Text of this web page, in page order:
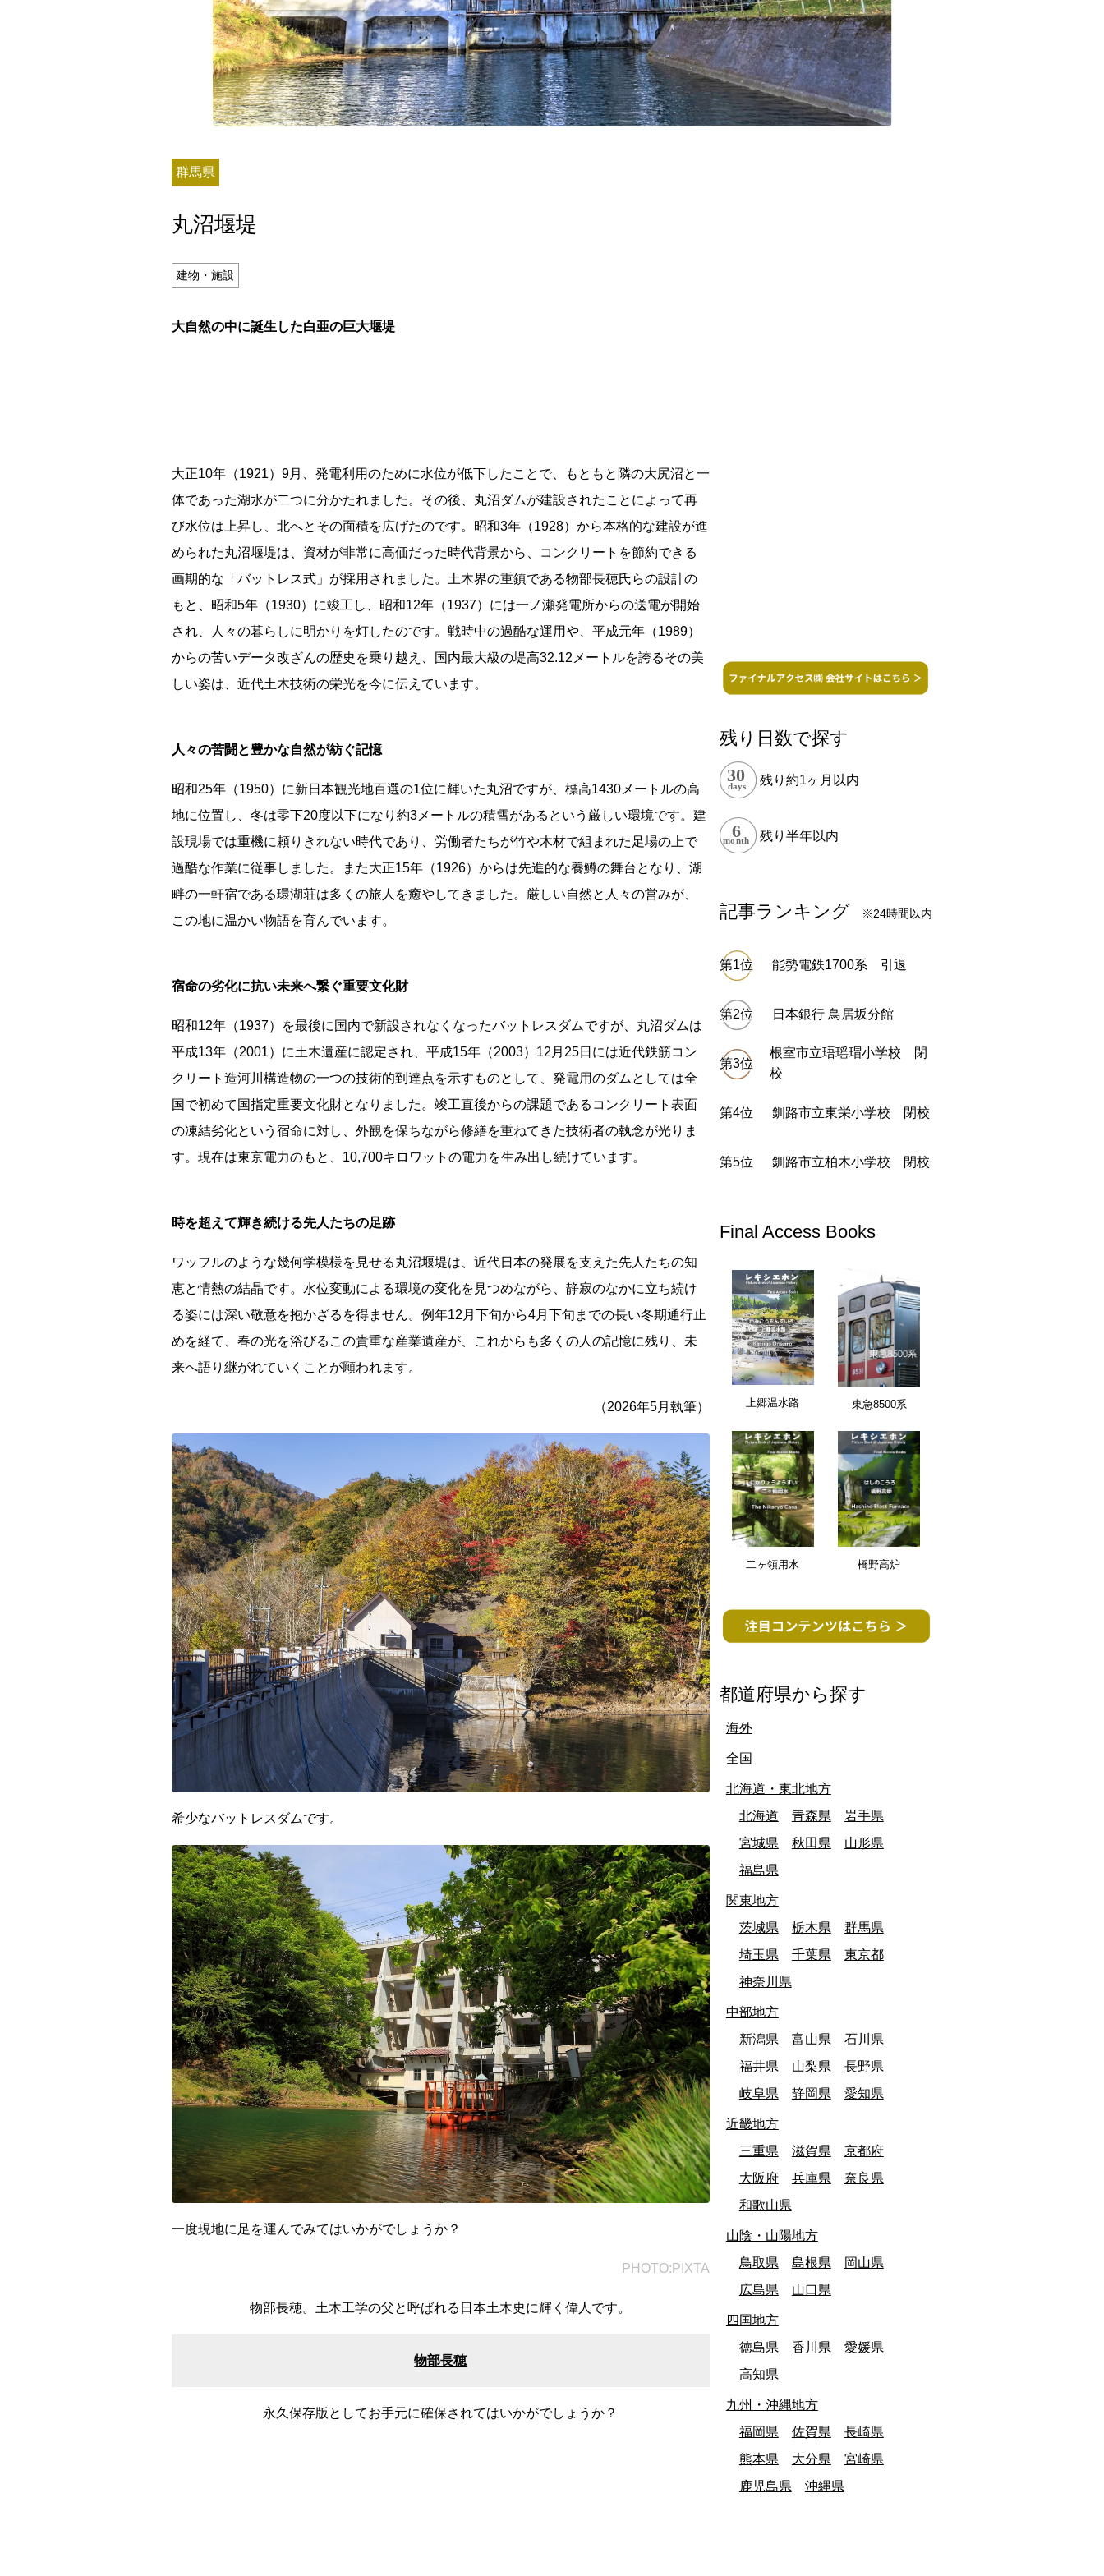
記事掲載基準
運営
特定商取引法に基づく表記
※24時間以内
釧路市立柏木小学校 閉校
Final Access Books
都道府県から探す
海外
全国
北海道・東北地方
茨城県
栃木県
中部地方
新潟県
富山県 石川県 福井県 山梨県 長野県 岐阜県 静岡県 愛知県
近畿地方
三重県
滋賀県 京都府 大阪府 兵庫県 奈良県 和歌山県
山陰・山陽地方
高知県
九州・沖縄地方
福岡県
佐賀県 長崎県 熊本県 大分県 宮崎県 鹿児島県 沖縄県
群馬県
丸沼堰堤
建物・施設
大自然の中に誕生した白亜の巨大堰堤
大正10年（1921）9月、発電利用のために水位が低下したことで、もともと隣の大尻沼と一
体であった湖水が二つに分かたれました。その後、丸沼ダムが建設されたことによって再
び水位は上昇し、北へとその面積を広げたのです。昭和3年（1928）から本格的な建設が進
められた丸沼堰堤は、資材が非常に高価だった時代背景から、コンクリートを節約できる
画期的な「バットレス式」が採用されました。土木界の重鎮である物部長穂氏らの設計の
もと、昭和5年（1930）に竣工し、昭和12年（1937）には一ノ瀬発電所からの送電が開始
され、人々の暮らしに明かりを灯したのです。戦時中の過酷な運用や、平成元年（1989）
からの苦いデータ改ざんの歴史を乗り越え、国内最大級の堤高32.12メートルを誇るその美
しい姿は、近代土木技術の栄光を今に伝えています。
人々の苦闘と豊かな自然が紡ぐ記憶
昭和25年（1950）に新日本観光地百選の1位に輝いた丸沼ですが、標高1430メートルの高
地に位置し、冬は零下20度以下になり約3メートルの積雪があるという厳しい環境です。建
設現場では重機に頼りきれない時代であり、労働者たちが竹や木材で組まれた足場の上で
過酷な作業に従事しました。また大正15年（1926）からは先進的な養鱒の舞台となり、湖
畔の一軒宿である環湖荘は多くの旅人を癒やしてきました。厳しい自然と人々の営みが、
この地に温かい物語を育んでいます。
宿命の劣化に抗い未来へ繋ぐ重要文化財
昭和12年（1937）を最後に国内で新設されなくなったバットレスダムですが、丸沼ダムは
平成13年（2001）に土木遺産に認定され、平成15年（2003）12月25日には近代鉄筋コン
クリート造河川構造物の一つの技術的到達点を示すものとして、発電用のダムとしては全
国で初めて国指定重要文化財となりました。竣工直後からの課題であるコンクリート表面
の凍結劣化という宿命に対し、外観を保ちながら修繕を重ねてきた技術者の執念が光りま
す。現在は東京電力のもと、10,700キロワットの電力を生み出し続けています。
時を超えて輝き続ける先人たちの足跡
ワッフルのような幾何学模様を見せる丸沼堰堤は、近代日本の発展を支えた先人たちの知
恵と情熱の結晶です。水位変動による環境の変化を見つめながら、静寂のなかに立ち続け
る姿には深い敬意を抱かざるを得ません。例年12月下旬から4月下旬までの長い冬期通行止
めを経て、春の光を浴びるこの貴重な産業遺産が、これからも多くの人の記憶に残り、未
来へ語り継がれていくことが願われます。
（2026年5月執筆）
希少なバットレスダムです。
一度現地に足を運んでみてはいかがでしょうか？
PHOTO:PIXTA
物部長穂。土木工学の父と呼ばれる日本土木史に輝く偉人です。
物部長穂
永久保存版としてお手元に確保されてはいかがでしょうか？
残り日数で探す
残り約1ヶ月以内
残り半年以内
記事ランキング ※24時間以内
能勢電鉄1700系 引退
日本銀行 鳥居坂分館
根室市立珸瑶瑁小学校 閉
校
釧路市立東栄小学校 閉校
釧路市立柏木小学校 閉校
Final Access Books
上郷温水路 東急8500系
二ヶ領用水 橋野高炉
都道府県から探す
海外
全国
北海道・東北地方
北海道
青森県
岩手県
宮城県
秋田県
山形県
福島県
関東地方
茨城県
栃木県
群馬県
埼玉県
千葉県
東京都
神奈川県
中部地方
新潟県
富山県
石川県
福井県
山梨県
長野県
岐阜県
静岡県 愛知県
近畿地方
三重県
滋賀県
京都府
大阪府
兵庫県
奈良県
和歌山県
山陰・山陽地方
鳥取県
島根県
岡山県
広島県
山口県
四国地方
徳島県
香川県
愛媛県
高知県
九州・沖縄地方
福岡県
佐賀県
長崎県
熊本県
大分県
宮崎県
鹿児島県
沖縄県